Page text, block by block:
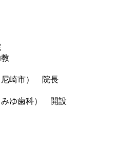
尼崎市） 院長
みゆ歯科） 開設